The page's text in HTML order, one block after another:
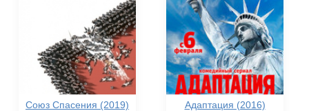
Союз Спасения (2019) Адаптация (2016)